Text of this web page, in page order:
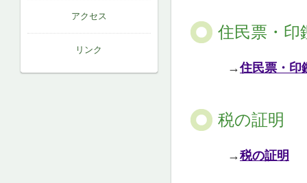
アクセス
リンク
住民票・印
→住民票・印
税の証明
→税の証明